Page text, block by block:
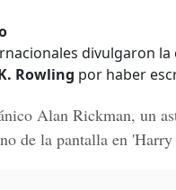
divulgaron
Rowling por haber
Alan Rickman, un
de la pantalla en